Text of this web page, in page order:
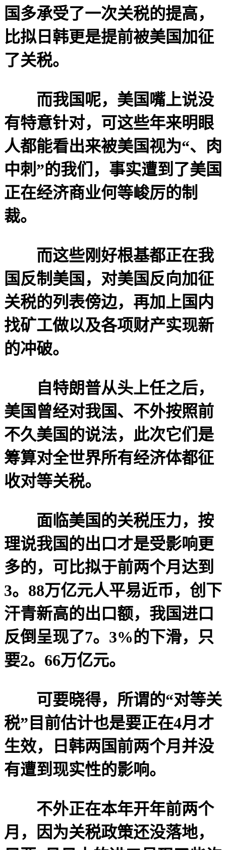
国多承受了一次关税的提高，
比拟日韩更是提前被美国加征
了关税。
而我国呢，美国嘴上说没
有特意针对，可这些年来明眼
人都能看出来被美国视为“、肉
中刺”的我们，事实遭到了美国
正在经济商业何等峻厉的制
裁。
而这些刚好根基都正在我
国反制美国，对美国反向加征
关税的列表傍边，再加上国内
找矿工做以及各项财产实现新
的冲破。
自特朗普从头上任之后，
美国曾经对我国、不外按照前
不久美国的说法，此次它们是
筹算对全世界所有经济体都征
收对等关税。
面临美国的关税压力，按
理说我国的出口才是受影响更
多的，可比拟于前两个月达到
3。88万亿元人平易近币，创下
汗青新高的出口额，我国进口
反倒呈现了7。3%的下滑，只
要2。66万亿元。
可要晓得，所谓的“对等关
税”目前估计也是要正在4月才
生效，日韩两国前两个月并没
有遭到现实性的影响。
不外正在本年开年前两个
月，因为关税政策还没落地，